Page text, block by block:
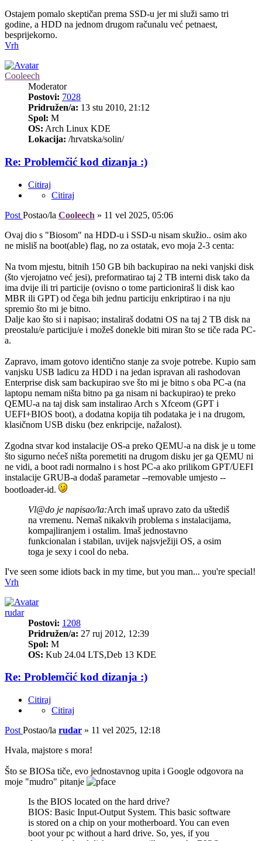
Ostajem pomalo skeptičan prema SSD-u jer mi služi samo tri
godine, a HDD na jednom drugom računalu već petnaest,
besprijekorno.
Vrh
Cooleech
Moderator
Postovi: 7028
Pridružen/a: 13 stu 2010, 21:12
Spol: M
OS: Arch Linux KDE
Lokacija: /hrvatska/solin/
Re: Problemčić kod dizanja :)
Citiraj
Citiraj
Post Postao/la Cooleech » 11 vel 2025, 05:06
Ovaj dio s "Biosom" na HDD-u i SSD-u nisam skužio.. osim ako
ne misliš na boot(able) flag, no za ostatak, evo moja 2-3 centa:
Na tvom mjestu, bitnih 150 GB bih backupirao na neki vanjski disk
(što vjerojatno već jesi), preformatirao taj 2 TB interni disk tako da
ima dvije ili tri particije (ovisno o tome particioniraš li disk kao
MBR ili GPT) od čega bih jednu particiju enkriptirao i na nju
spremio što mi je bitno.
Dalje kao što si i napisao; instaliraš dodatni OS na taj 2 TB disk na
preostalu/e particiju/e i možeš donekle biti miran što se tiče rada PC-
a.
Zapravo, imam gotovo identično stanje za svoje potrebe. Kupio sam
vanjsku USB ladicu za HDD i na jedan ispravan ali rashodovan
Enterprise disk sam backupirao sve što mi je bitno s oba PC-a (na
laptopu nemam ništa bitno pa ga nisam ni backupirao) te preko
QEMU-a na taj disk sam instalirao Arch s Xfceom (GPT i
UEFI+BIOS boot), a dodatna kopija tih podataka je i na drugom,
klasičnom USB disku (bez enkripcije, nažalost).
Zgodna stvar kod instalacije OS-a preko QEMU-a na disk je u tome
što sigurno nećeš ništa poremetiti na drugom disku jer ga QEMU ni
ne vidi, a boot radi normalno i s host PC-a ako prilikom GPT/UEFI
instalacije GRUB-a dodaš parametar --removable umjesto --
bootloader-id.
Vl@do je napisao/la:Arch imaš upravo zato da uštediš
na vremenu. Nemaš nikakvih problema s instalacijama,
kompajliranjem i ostalim. Imaš jednostavno
funkcionalan i stabilan, uvijek najsvježiji OS, a osim
toga je sexy i cool do neba.
I've seen some idiots back in my time, but you man... you're special!
Vrh
rudar
Postovi: 1208
Pridružen/a: 27 ruj 2012, 12:39
Spol: M
OS: Kub 24.04 LTS,Deb 13 KDE
Re: Problemčić kod dizanja :)
Citiraj
Citiraj
Post Postao/la rudar » 11 vel 2025, 12:18
Hvala, majstore s mora!
Što se BIOSa tiče, evo jednostavnog upita i Google odgovora na
moje "mudro" pitanje
Is the BIOS located on the hard drive?
BIOS: Basic Input-Output System. This basic software
is stored on a chip on your motherboard. You can even
boot your pc without a hard drive. So, yes, if you